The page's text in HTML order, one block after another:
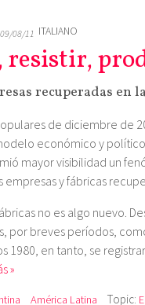
09/08/11 ITALIANO
resistir,
recuperadas en
de diciembre de
económico y
mayor visibilidad un
empresas y fábricas
no es algo nuevo.
por breves períodos,
1980, en tanto, se
»
América Latina Topic: